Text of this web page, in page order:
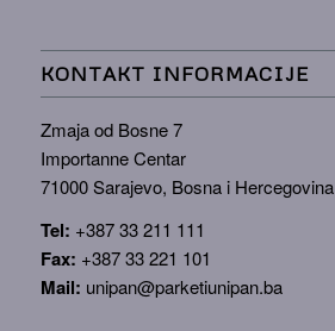
KONTAKT INFORMACIJE
Zmaja od Bosne 7
Importanne Centar
71000 Sarajevo, Bosna i Hercegovina
Tel: +387 33 211 111
Fax: +387 33 221 101
Mail: unipan@parketiunipan.ba